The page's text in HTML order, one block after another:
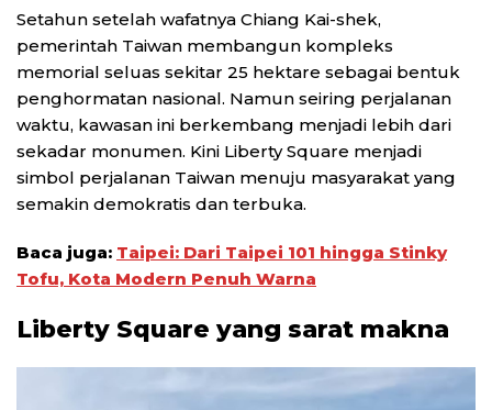
Setahun setelah wafatnya Chiang Kai-shek,
pemerintah Taiwan membangun kompleks
memorial seluas sekitar 25 hektare sebagai bentuk
penghormatan nasional. Namun seiring perjalanan
waktu, kawasan ini berkembang menjadi lebih dari
sekadar monumen. Kini Liberty Square menjadi
simbol perjalanan Taiwan menuju masyarakat yang
semakin demokratis dan terbuka.
Baca juga: Taipei: Dari Taipei 101 hingga Stinky
Tofu, Kota Modern Penuh Warna
Liberty Square yang sarat makna